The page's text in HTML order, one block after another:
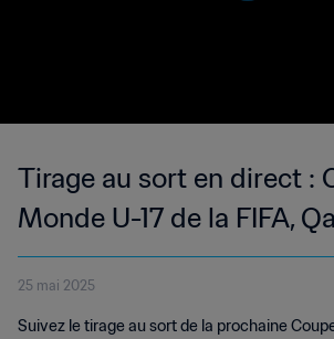
Tirage au sort en direct :
Monde U-17 de la FIFA,
25 mai 2025
Suivez le tirage au sort de la prochaine